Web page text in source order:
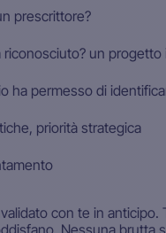
prescrittore?
un progetto
ha permesso di
priorità strategica
con te in
Nessuna brutta